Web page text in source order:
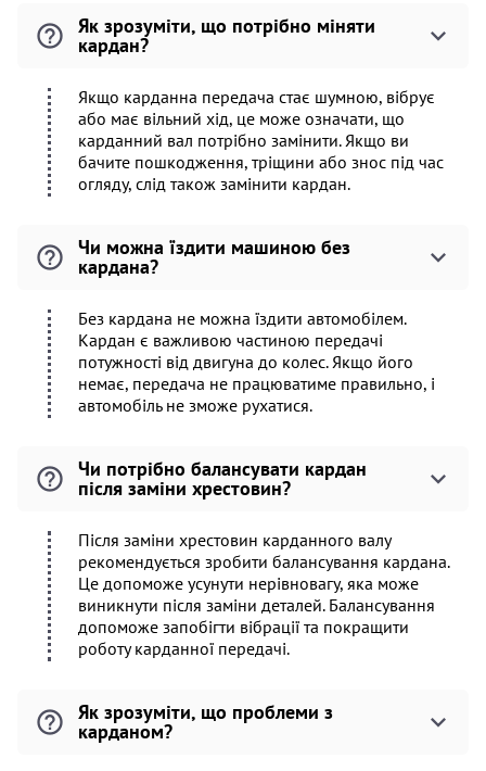
Як зрозуміти, що потрібно міняти
кардан?
Якщо карданна передача стає шумною, вібрує
або має вільний хід, це може означати, що
карданний вал потрібно замінити. Якщо ви
бачите пошкодження, тріщини або знос під час
огляду, слід також замінити кардан.
Чи можна їздити машиною без
кардана?
Без кардана не можна їздити автомобілем.
Кардан є важливою частиною передачі
потужності від двигуна до колес. Якщо його
немає, передача не працюватиме правильно, і
автомобіль не зможе рухатися.
Чи потрібно балансувати кардан
після заміни хрестовин?
Після заміни хрестовин карданного валу
рекомендується зробити балансування кардана.
Це допоможе усунути нерівновагу, яка може
виникнути після заміни деталей. Балансування
допоможе запобігти вібрації та покращити
роботу карданної передачі.
Як зрозуміти, що проблеми з
карданом?